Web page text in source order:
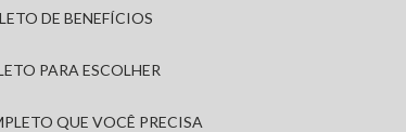
DE BENEFÍCIOS
PARA ESCOLHER
QUE VOCÊ PRECISA